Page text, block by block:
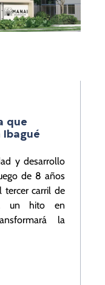
que
y desarrollo
de 8 años
tercer carril de
un hito en
la